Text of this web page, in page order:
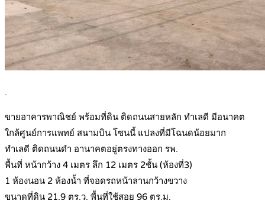
.
ขายอาคารพาณิชย์ พร้อมที่ดิน ติดถนนสายหลัก ทำเลดี มีอนาคต
ใกล้ศูนย์การแพทย์ สนามบิน โซนนี้ แปลงที่มีโฉนดน้อยมาก
ทำเลดี ติดถนนดำ อานาคตอยู่ตรงทางออก รพ.
พื้นที่ หน้ากว้าง 4 เมตร ลึก 12 เมตร 2ชั้น (ห้องที่3)
1 ห้องนอน 2 ห้องน้ำ ที่จอดรถหน้าลานกว้างขวาง
ขนาดที่ดิน 21.9 ตร.ว. พื้นที่ใช้สอย 96 ตร.ม.